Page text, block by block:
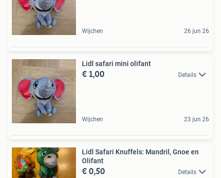
Wijchen 26 jun 26
Lidl safari mini olifant
€ 1,00 Details
Wijchen 23 jun 26
Lidl Safari Knuffels: Mandril, Gnoe en
Olifant
€ 0,50 Details